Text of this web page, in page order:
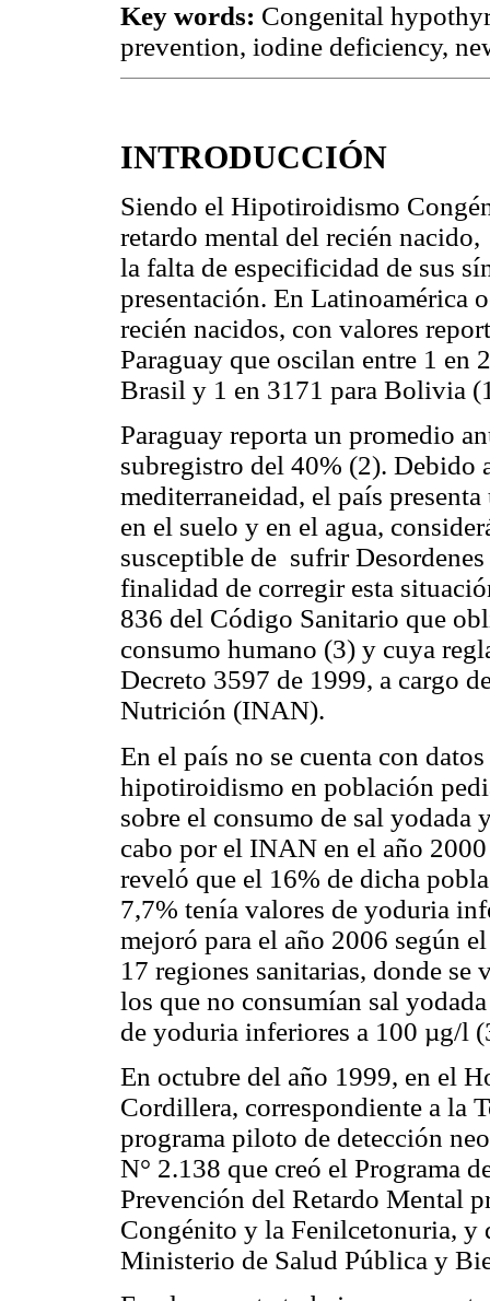
Key words: Congenital
prevention, iodine deficiency,
INTRODUCCIÓN
Siendo el Hipotiroidismo
retardo mental del recién
la falta de especificidad de sus
presentación. En Latinoamérica
recién nacidos, con valores
Paraguay que oscilan entre 1 en
Brasil y 1 en 3171 para Bolivia
Paraguay reporta un promedio
subregistro del 40% (2). Debido
mediterraneidad, el país
en el suelo y en el agua,
susceptible de sufrir
finalidad de corregir esta
836 del Código Sanitario que
consumo humano (3) y cuya
Decreto 3597 de 1999, a cargo
Nutrición (INAN).
En el país no se cuenta con
hipotiroidismo en población
sobre el consumo de sal yodada
cabo por el INAN en el año
reveló que el 16% de dicha
7,7% tenía valores de yoduria
mejoró para el año 2006 según
17 regiones sanitarias, donde
los que no consumían sal
de yoduria inferiores a 100 µg/l
En octubre del año 1999, en el
Cordillera, correspondiente a la
programa piloto de detección
N° 2.138 que creó el Programa
Prevención del Retardo Mental
Congénito y la Fenilcetonuria, y
Ministerio de Salud Pública y